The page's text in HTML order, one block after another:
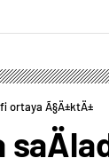
ortaya Ã§Ä±ktÄ±